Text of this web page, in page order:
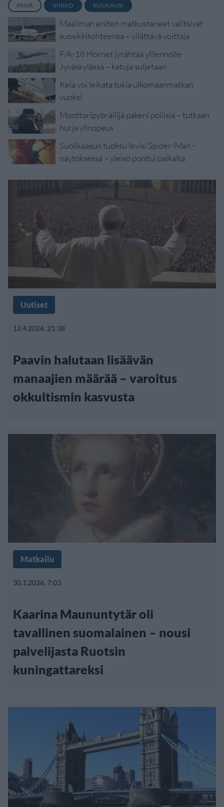
PÄIVÄ VIIKKO KUUKAUSI
Maailman eniten matkustaneet valitsivat
suosikkikohteensa – yllättävä voittaja
F/A-18 Hornet jyrähtää ylilennolle
Jyväskylässä – katuja suljetaan
Kela voi leikata tukia ulkomaanmatkan
vuoksi
Moottoripyöräilijä pakeni poliisia – tutkaan
hurja ylinopeus
Suolikaasun tuoksu levisi Spider-Man -
näytöksessä – yleisö poistui paikalta
Uutiset
12.4.2026, 21:38
Paavin halutaan lisäävän
manaajien määrää – varoitus
okkultismin kasvusta
Matkailu
30.1.2026, 7:03
Kaarina Maununtytär oli
tavallinen suomalainen – nousi
palvelijasta Ruotsin
kuningattareksi